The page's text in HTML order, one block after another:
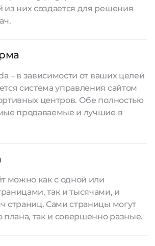
них создается для решения
– в зависимости от ваших целей
система управления сайтом
центров. Обе полностью
продаваемые и лучшие в
можно как с одной или
так и тысячами, и
страниц. Сами страницы могут
плана, так и совершенно разные.